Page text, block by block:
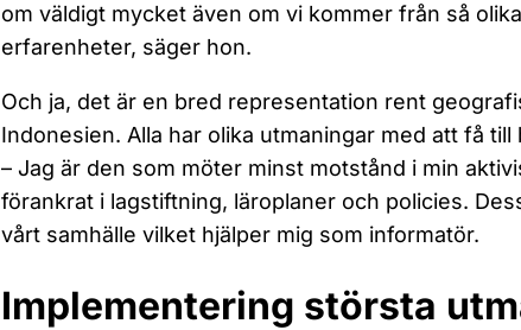
om väldigt mycket även om vi kommer från så
erfarenheter, säger hon.
Och ja, det är en bred representation rent
Indonesien. Alla har olika utmaningar med att få
– Jag är den som möter minst motstånd i min
förankrat i lagstiftning, läroplaner och policies.
vårt samhälle vilket hjälper mig som informatör.
Implementering största